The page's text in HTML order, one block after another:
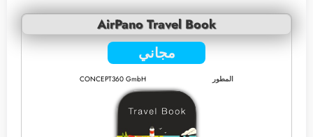
AirPano Travel Book
مجاني
المطور CONCEPT360 GmbH